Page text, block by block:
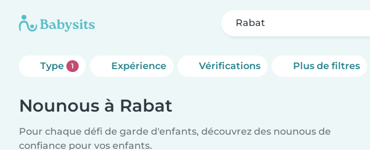
Rabat
Type 1 Expérience Vérifications Plus de filtres
Nounous à Rabat
Pour chaque défi de garde d'enfants, découvrez des nounous de
confiance pour vos enfants.